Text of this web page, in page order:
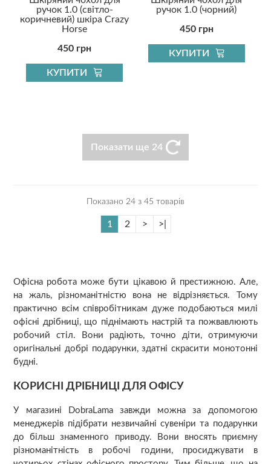
ручок 1.0 (світло-
коричневий) шкіра Crazy
Horse
450 грн
КУПИТИ
ручок 1.0 (чорний)
450 грн
КУПИТИ
Показати ще 24
Показано 24 з 45 товарів
1 2 > >|
Офісна робота може бути цікавою й престижною. Але,
на жаль, різноманітністю вона не відрізняється. Тому
практично всім співробітникам дуже подобаються милі
офісні дрібниці, що піднімають настрій та пожвавлюють
робочий стіл. Вони радіють, точно діти, отримуючи
оригінальні добрі подарунки, здатні скрасити монотонні
будні.
КОРИСНІ ДРІБНИЦІ ДЛЯ ОФІСУ
У магазині DobraLama завжди можна за допомогою
менеджерів підібрати незвичайні сувеніри та подарунки
до більш знаменного приводу. Вони вносять приємну
різноманітність в робочі години, просиджувати в